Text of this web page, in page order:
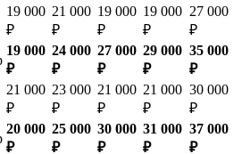
19 000
₽
21 000
₽
19 000
₽
19 000
₽
27 000
₽
19 000
₽
24 000
₽
27 000
₽
29 000
₽
35 000
₽
21 000
₽
23 000
₽
21 000
₽
21 000
₽
30 000
₽
20 000
₽
25 000
₽
30 000
₽
31 000
₽
37 000
₽